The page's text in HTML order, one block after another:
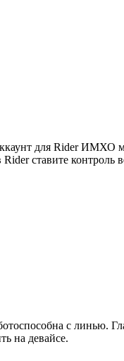
для Rider ИМХО
ставите контроль
с линью.
на девайсе.